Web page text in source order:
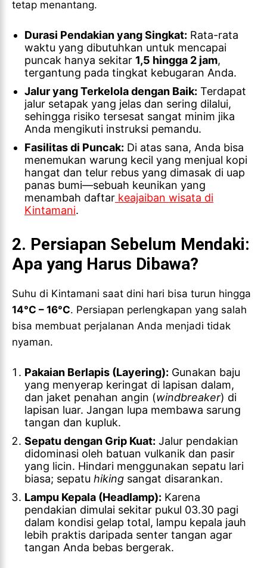
tetap menantang.
Durasi Pendakian yang Singkat: Rata-rata
waktu yang dibutuhkan untuk mencapai
puncak hanya sekitar 1,5 hingga 2 jam,
tergantung pada tingkat kebugaran Anda.
Jalur yang Terkelola dengan Baik: Terdapat
jalur setapak yang jelas dan sering dilalui,
sehingga risiko tersesat sangat minim jika
Anda mengikuti instruksi pemandu.
Fasilitas di Puncak: Di atas sana, Anda bisa
menemukan warung kecil yang menjual kopi
hangat dan telur rebus yang dimasak di uap
panas bumi—sebuah keunikan yang
menambah daftar keajaiban wisata di
Kintamani.
2. Persiapan Sebelum Mendaki:
Apa yang Harus Dibawa?
Suhu di Kintamani saat dini hari bisa turun hingga
14°C – 16°C. Persiapan perlengkapan yang salah
bisa membuat perjalanan Anda menjadi tidak
nyaman.
Pakaian Berlapis (Layering): Gunakan baju
yang menyerap keringat di lapisan dalam,
dan jaket penahan angin (windbreaker) di
lapisan luar. Jangan lupa membawa sarung
tangan dan kupluk.
Sepatu dengan Grip Kuat: Jalur pendakian
didominasi oleh batuan vulkanik dan pasir
yang licin. Hindari menggunakan sepatu lari
biasa; sepatu hiking sangat disarankan.
Lampu Kepala (Headlamp): Karena
pendakian dimulai sekitar pukul 03.30 pagi
dalam kondisi gelap total, lampu kepala jauh
lebih praktis daripada senter tangan agar
tangan Anda bebas bergerak.